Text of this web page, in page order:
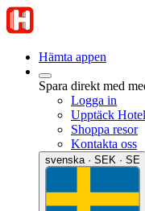
Hämta appen
Spara direkt med
Logga in
Upptäck
Shoppa resor
Kontakta oss
svenska · SEK · SE